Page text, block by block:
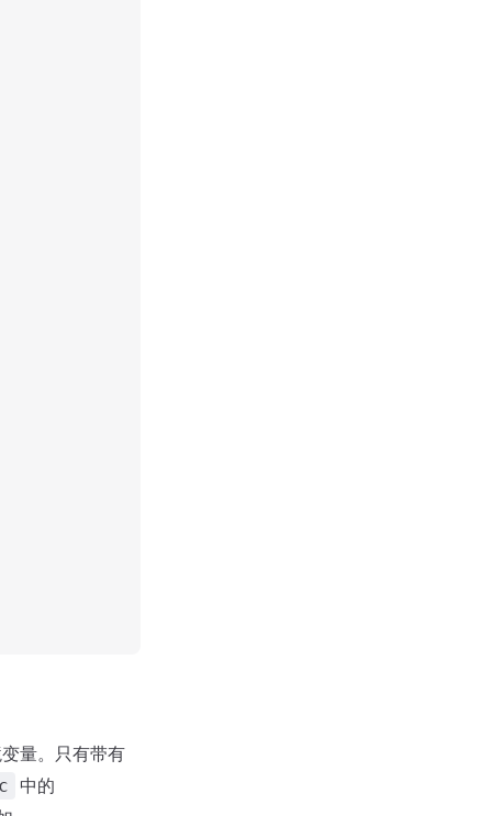
量。只有带有
中的